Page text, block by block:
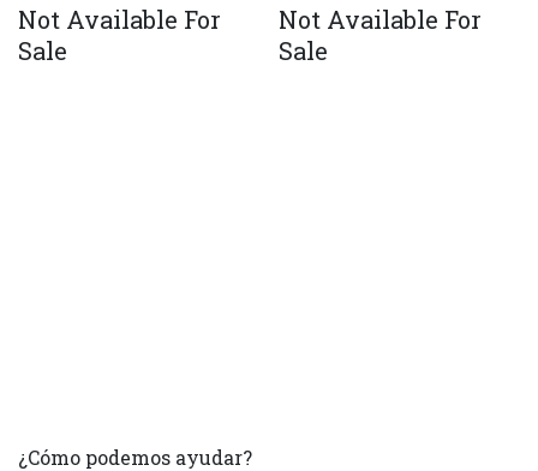
Not Available For
Sale
Not Available For
Sale
¿Cómo podemos ayudar?